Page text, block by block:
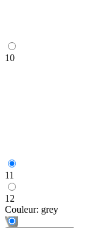
10
11
12
Couleur: grey